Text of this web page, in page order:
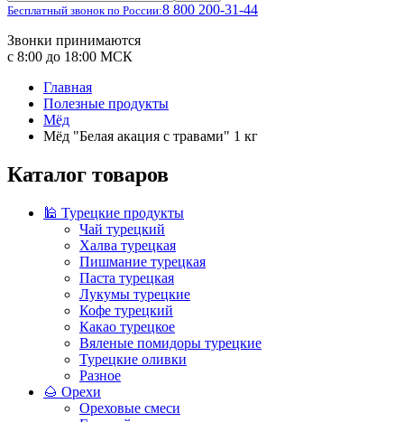
Бесплатный звонок по России:8 800 200-31-44
Звонки принимаются
с 8:00 до 18:00 МСК
Главная
Полезные продукты
Мёд
Мёд "Белая акация с травами" 1 кг
Каталог товаров
🕌 Турецкие продукты
Чай турецкий
Халва турецкая
Пишмание турецкая
Паста турецкая
Лукумы турецкие
Кофе турецкий
Какао турецкое
Вяленые помидоры турецкие
Турецкие оливки
Разное
🌰 Орехи
Ореховые смеси